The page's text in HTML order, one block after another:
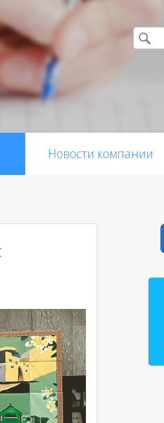
Новости компании